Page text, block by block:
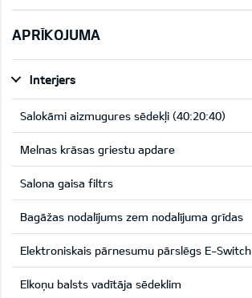
APRĪKOJUMA
Interjers
Salokāmi aizmugures sēdekļi (40:20:40)
Melnas krāsas griestu apdare
Salona gaisa filtrs
Bagāžas nodalījums zem nodalījuma grīdas
Elektroniskais pārnesumu pārslēgs E-Switch
Elkoņu balsts vadītāja sēdeklim